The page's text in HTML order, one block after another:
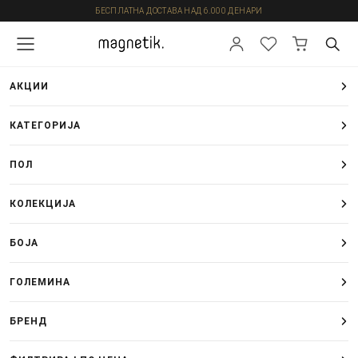
БЕСПЛАТНА ДОСТАВА НАД 6.000 ДЕНАРИ
АКЦИИ
КАТЕГОРИЈА
ПОЛ
КОЛЕКЦИЈА
БОЈА
ГОЛЕМИНА
БРЕНД